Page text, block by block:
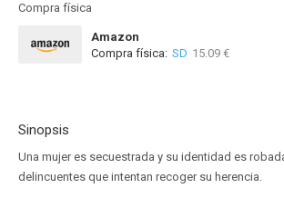
Compra física
Amazon
Compra física: SD 15.09 €
Sinopsis
Una mujer es secuestrada y su identidad es
delincuentes que intentan recoger su herencia.